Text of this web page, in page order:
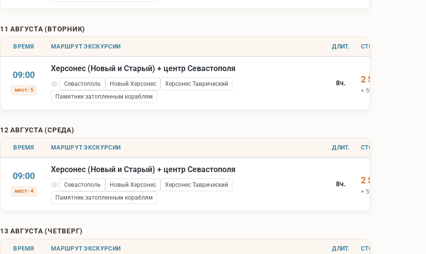
11 АВГУСТА (ВТОРНИК)
ВРЕМЯ МАРШРУТ ЭКСКУРСИИ ДЛИТ. СТОИМОСТЬ
09:00
мест: 5
Херсонес (Новый и Старый) + центр Севастополя
Севастополь Новый Херсонес
Херсонес Таврический
Памятник затопленным кораблям
8ч. 2 500 ₽
+ 500 ₽ вх.билеты
12 АВГУСТА (СРЕДА)
ВРЕМЯ МАРШРУТ ЭКСКУРСИИ ДЛИТ. СТОИМОСТЬ
09:00
мест: 4
Херсонес (Новый и Старый) + центр Севастополя
Севастополь Новый Херсонес
Херсонес Таврический
Памятник затопленным кораблям
8ч. 2 500 ₽
+ 500 ₽ вх.билеты
13 АВГУСТА (ЧЕТВЕРГ)
ВРЕМЯ МАРШРУТ ЭКСКУРСИИ ДЛИТ. СТОИМОСТЬ